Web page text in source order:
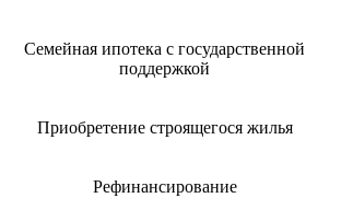
Семейная ипотека с государственной
поддержкой
Приобретение строящегося жилья
Рефинансирование